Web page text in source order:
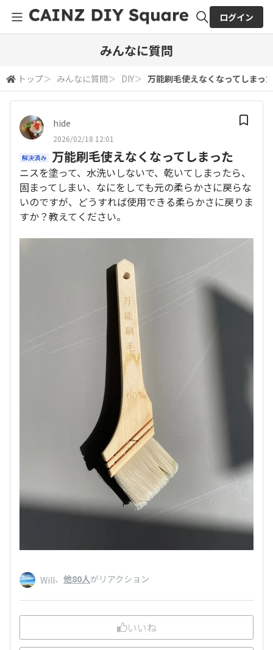
検索
ログイン
みんなに質問
トップ＞ みんなに質問＞ DIY＞ 万能刷毛使えなくなってしまっ
hide
2026/02/18 12:01
解決済み 万能刷毛使えなくなってしまった
ニスを塗って、水洗いしないで、乾いてしまったら、
固まってしまい、なにをしても元の柔らかさに戻らな
いのですが、どうすれば使用できる柔らかさに戻りま
すか？教えてください。
Will、 他80人がリアクション
いいね